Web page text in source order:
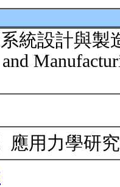
統設計與製
應用力學研